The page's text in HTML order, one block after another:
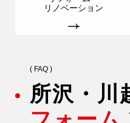
リノベーション
( FAQ )
所沢・川